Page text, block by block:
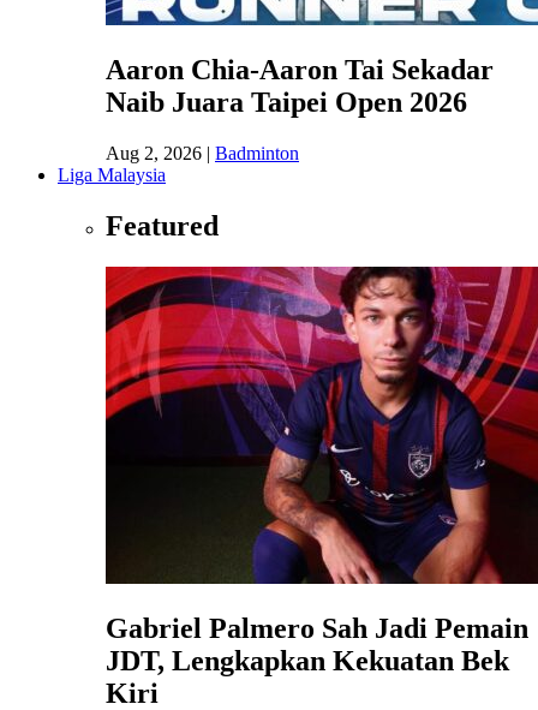
Aaron Chia-Aaron Tai Sekadar
Naib Juara Taipei Open 2026
Aug 2, 2026 | Badminton
Liga Malaysia
Featured
Gabriel Palmero Sah Jadi Pemain
JDT, Lengkapkan Kekuatan Bek
Kiri